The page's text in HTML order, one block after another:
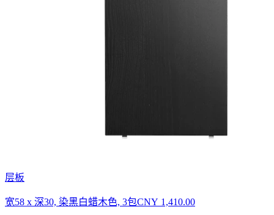
层板
宽58 x 深30, 染黑白蜡木色, 3包CNY 1,410.00